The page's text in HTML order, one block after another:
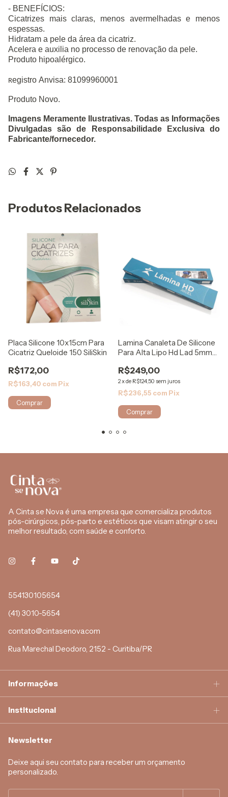
- BENEFÍCIOS:
Cicatrizes mais claras, menos avermelhadas e menos
espessas.
Hidratam a pele da área da cicatriz.
Acelera e auxilia no processo de renovação da pele.
Produto hipoalérgico.
Registro Anvisa: 81099960001
Produto Novo.
Imagens Meramente Ilustrativas. Todas as Informações
Divulgadas são de Responsabilidade Exclusiva do
Fabricante/fornecedor.
Produtos Relacionados
Placa Silicone 10x15cm Para
Cicatriz Queloide 150 SiliSkin
R$172,00
R$163,40 com Pix
Lamina Canaleta De Silicone
Para Alta Lipo Hd Lad 5mm
R$249,00
2xde R$124,50 sem juros
R$236,55 com Pix
A Cinta se Nova é uma empresa que comercializa produtos
pós-cirúrgicos, pós-parto e estéticos que visam atingir o seu
melhor resultado, com saúde e conforto.
554130105654
(41) 3010-5654
contato@cintasenova.com
Rua Marechal Deodoro, 2152 - Curitiba/PR
Informações
Institucional
Newsletter
Deixe aqui seu contato para receber um orçamento
personalizado.